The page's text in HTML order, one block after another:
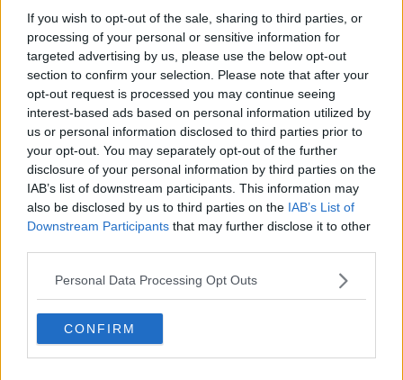
If you wish to opt-out of the sale, sharing to third parties, or
processing of your personal or sensitive information for
targeted advertising by us, please use the below opt-out
section to confirm your selection. Please note that after your
opt-out request is processed you may continue seeing
interest-based ads based on personal information utilized by
us or personal information disclosed to third parties prior to
your opt-out. You may separately opt-out of the further
disclosure of your personal information by third parties on the
IAB’s list of downstream participants. This information may
also be disclosed by us to third parties on the IAB’s List of
Downstream Participants that may further disclose it to other
Personal Data Processing Opt Outs
CONFIRM
afferma in una nota Montagnani - hanno
più che dimezzato il loro
incasso giornaliero , alcuni di loro stanno valutando l'opzione di
chiudere alcuni giorni per limitare le spese. Manca veramente
poco all'inizio dell'attività turistica e gli interrogativi sono sempre più
frequenti".
"Confesercenti - prosegue la presidente - pur essendo a fianco
dell'amministrazione comunale in questa fase di vera criticità,
chiede chei tempi di ripristino quantomeno della viabilità
vengano accelerati , magari utilizzando unsenso alternato
modo che almeno l'arteria in prossimità di piazza Martiri della
Libertà possa ritornare a vivere e lavorare". Inoltre Katiuscia
Montagnani chiede al Comune "di valutare la possibilità di rivedere
il progettoparcheggi nelle aree intorno alla cittàe magari anche
In ballo, secondo Confesercenti, non c'è solo la stagione turistica,
ma anche ilmercato settimanale. "Martedì - spiega Montagnani -
abbiamo affrontato con l'amministrazione comunale
del mercato: con lachiusura della viabilità